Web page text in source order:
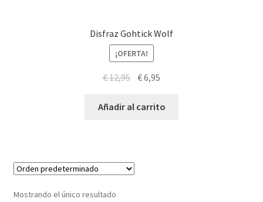
Disfraz Gohtick Wolf
¡OFERTA!
€12,95 El
original
€6,95
actual
Añadir al carrito
Mostrando el único resultado